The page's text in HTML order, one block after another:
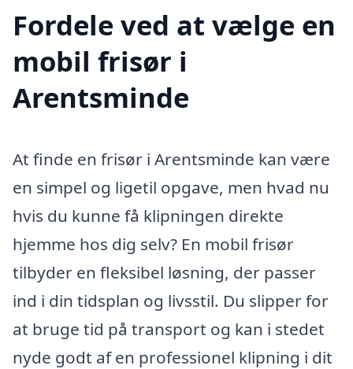
Fordele ved at vælge en
mobil frisør i
Arentsminde
At finde en frisør i Arentsminde kan være
en simpel og ligetil opgave, men hvad nu
hvis du kunne få klipningen direkte
hjemme hos dig selv? En mobil frisør
tilbyder en fleksibel løsning, der passer
ind i din tidsplan og livsstil. Du slipper for
at bruge tid på transport og kan i stedet
nyde godt af en professionel klipning i dit